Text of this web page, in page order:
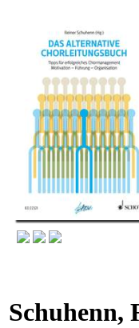
Schuhenn,